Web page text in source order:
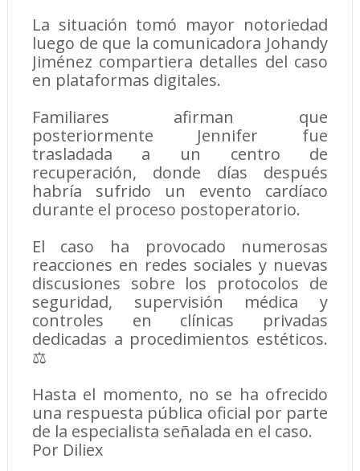
La situación tomó mayor notoriedad
luego de que la comunicadora Johandy
Jiménez compartiera detalles del caso
en plataformas digitales.
Familiares afirman que
posteriormente Jennifer fue
trasladada a un centro de
recuperación, donde días después
habría sufrido un evento cardíaco
durante el proceso postoperatorio.
El caso ha provocado numerosas
reacciones en redes sociales y nuevas
discusiones sobre los protocolos de
seguridad, supervisión médica y
controles en clínicas privadas
dedicadas a procedimientos estéticos.
⚖️
Hasta el momento, no se ha ofrecido
una respuesta pública oficial por parte
de la especialista señalada en el caso.
Por Diliex